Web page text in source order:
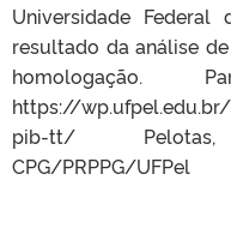
Universidade
resultado da análise
homologação.
https://
pib-tt/ Pelotas,
CPG/PRPPG/UFPel